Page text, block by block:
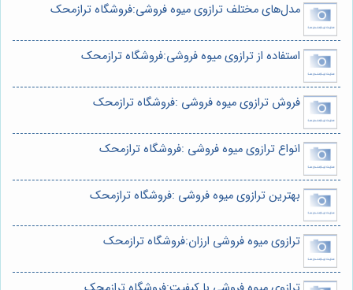
مدل‌های مختلف ترازوی میوه فروشی:فروشگاه ترازمحک
استفاده از ترازوی میوه فروشی:فروشگاه ترازمحک
فروش ترازوی میوه فروشی :فروشگاه ترازمحک
انواع ترازوی میوه فروشی :فروشگاه ترازمحک
بهترین ترازوی میوه فروشی :فروشگاه ترازمحک
ترازوی میوه فروشی ارزان:فروشگاه ترازمحک